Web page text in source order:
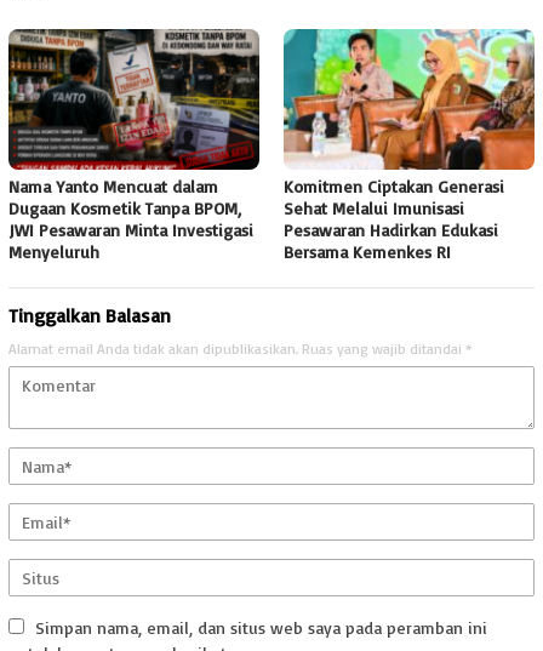
Nama Yanto Mencuat dalam
Dugaan Kosmetik Tanpa BPOM,
JWI Pesawaran Minta Investigasi
Menyeluruh
Komitmen Ciptakan Generasi
Sehat Melalui Imunisasi
Pesawaran Hadirkan Edukasi
Bersama Kemenkes RI
Tinggalkan Balasan
Alamat email Anda tidak akan dipublikasikan. Ruas yang wajib ditandai *
Simpan nama, email, dan situs web saya pada peramban ini